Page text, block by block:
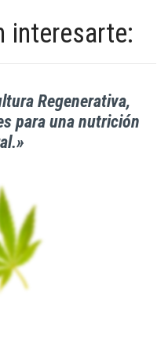
interesarte:
Regenerativa,
para una nutrición